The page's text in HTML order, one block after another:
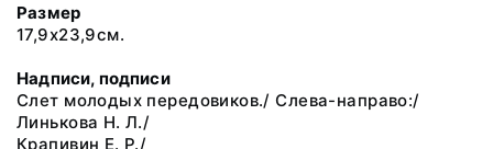
Размер
17,9х23,9см.
Надписи, подписи
Слет молодых передовиков./ Слева-направо:/
Линькова Н. Л./
Крапивин Е. Р./